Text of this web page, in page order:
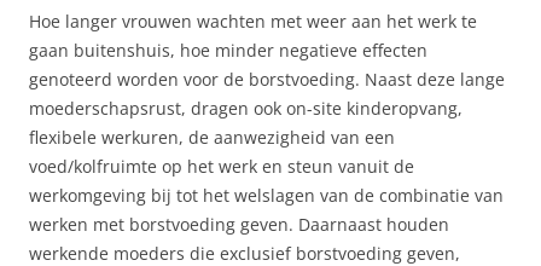
Hoe langer vrouwen wachten met weer aan het werk te
gaan buitenshuis, hoe minder negatieve effecten
genoteerd worden voor de borstvoeding. Naast deze lange
moederschapsrust, dragen ook on-site kinderopvang,
flexibele werkuren, de aanwezigheid van een
voed/kolfruimte op het werk en steun vanuit de
werkomgeving bij tot het welslagen van de combinatie van
werken met borstvoeding geven. Daarnaast houden
werkende moeders die exclusief borstvoeding geven,